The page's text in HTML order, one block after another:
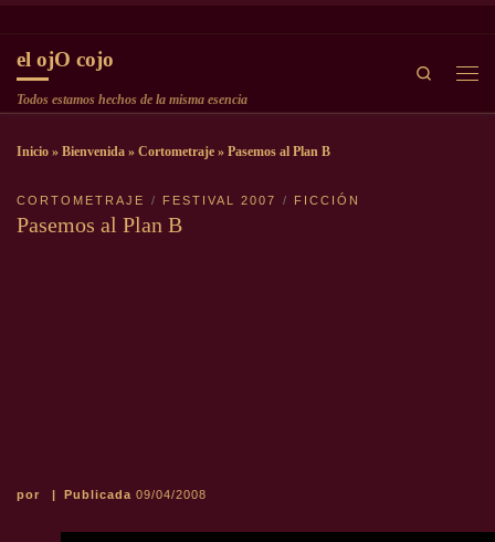
el ojO cojo
Todos estamos hechos de la misma esencia
Search
Inicio » Bienvenida » Cortometraje » Pasemos al Plan B
CORTOMETRAJE FESTIVAL 2007 FICCIÓN
Pasemos al Plan B
por | Publicada 09/04/2008